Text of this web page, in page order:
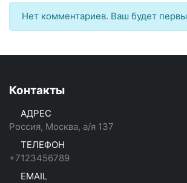
Нет комментариев. Ваш будет
Контакты
АДРЕС
Россия, Москва, а/я 137
ТЕЛЕФОН
+7123456789
EMAIL